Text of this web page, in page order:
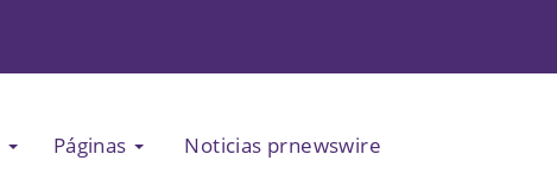
Páginas Noticias prnewswire